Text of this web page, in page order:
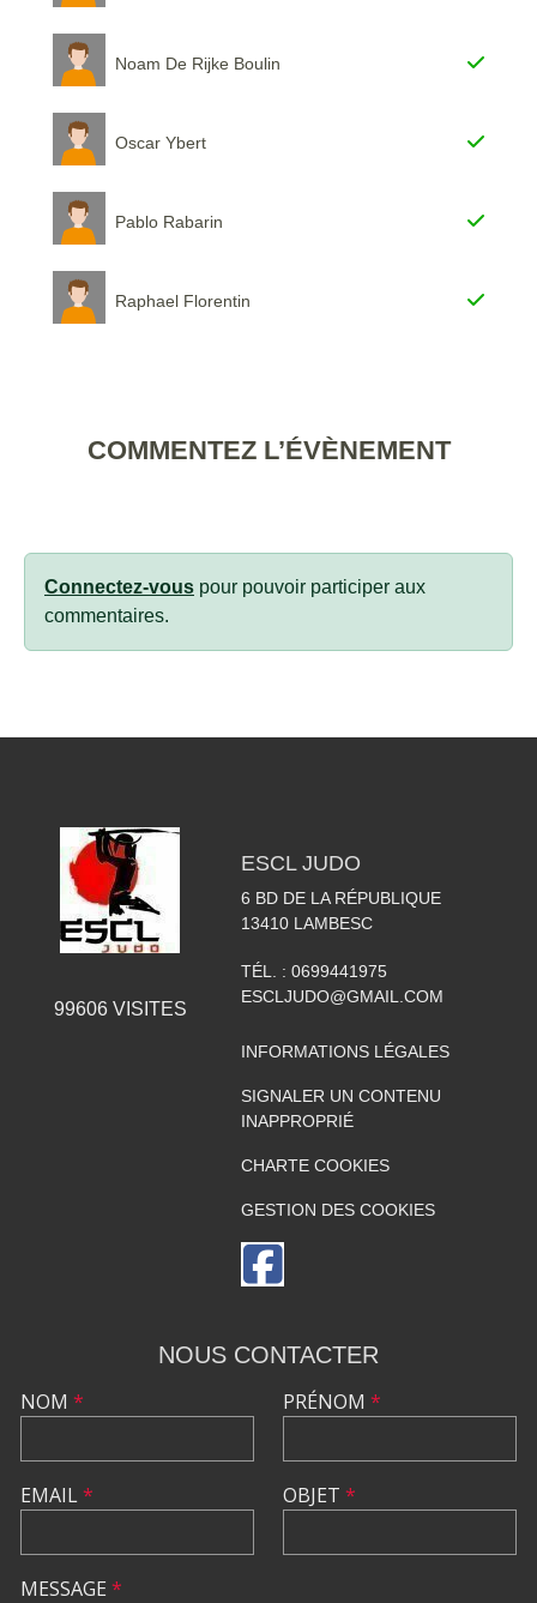
Noam De Rijke Boulin
Oscar Ybert
Pablo Rabarin
Raphael Florentin
COMMENTEZ L’ÉVÈNEMENT
Connectez-vous pour pouvoir participer aux
commentaires.
99606VISITES
ESCL JUDO
6 BD DE LA RÉPUBLIQUE
13410 LAMBESC
TÉL. : 0699441975
ESCLJUDO@GMAIL.COM
INFORMATIONS LÉGALES
SIGNALER UN CONTENU
INAPPROPRIÉ
CHARTE COOKIES
GESTION DES COOKIES
NOUS CONTACTER
NOM *
EMAIL*
PRÉNOM *
OBJET *
MESSAGE *